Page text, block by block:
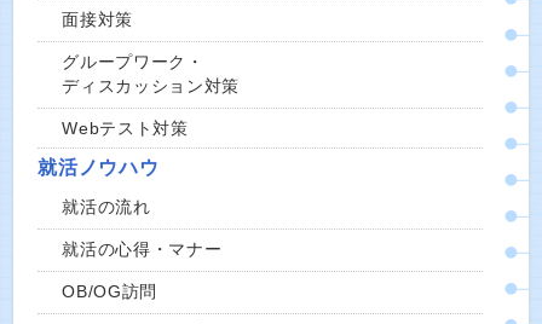
面接対策
グループワーク・
ディスカッション対策
Webテスト対策
就活ノウハウ
就活の流れ
就活の心得・マナー
OB/OG訪問